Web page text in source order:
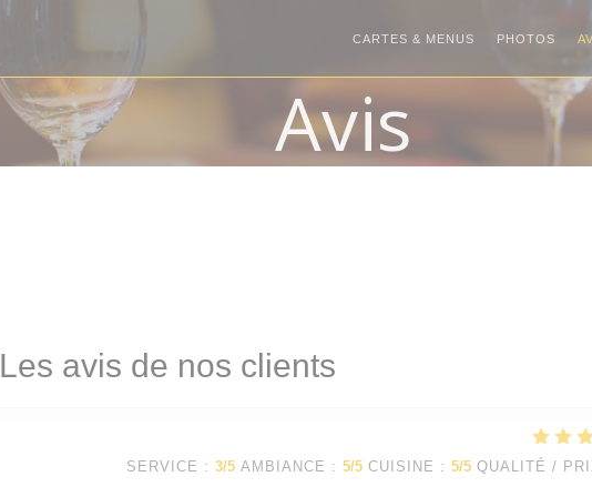
CARTES & MENUS PHOTOS
Avis
Les avis de nos clients
SERVICE : 3/5 AMBIANCE : 5/5 CUISINE : 5/5 QUALITÉ /